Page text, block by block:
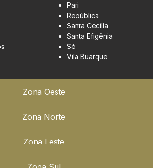
Zona Oeste
Zona Norte
Zona Leste
Pari
República
Santa Cecília
Santa Efigênia
Sé
Vila Buarque